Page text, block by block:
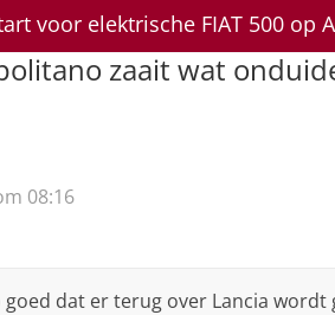
voor elektrische FIAT 500 op
zaait wat
08:16
dat er terug over Lancia wordt